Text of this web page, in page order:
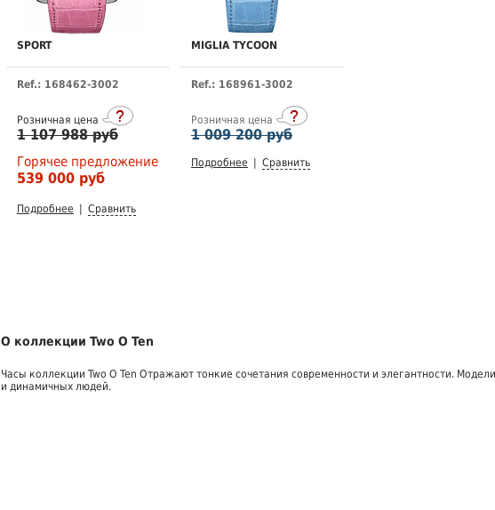
SPORT
Ref.: 168462-3002
Розничная цена
1 107 988 руб
Горячее предложение
539 000 руб
Подробнее Сравнить
MIGLIA TYCOON
Ref.: 168961-3002
Розничная цена
1 009 200 руб
Подробнее Сравнить
О коллекции Two O Ten
Часы коллекции Two O Ten Отражают тонкие сочетания современности и элегантности.
и динамичных людей.